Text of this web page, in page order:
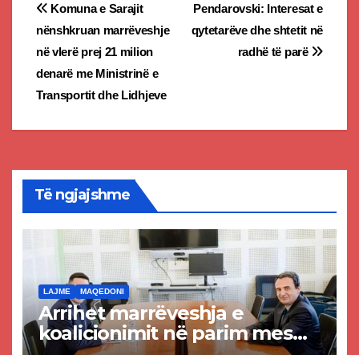
Post
navigation
Pendarovski: Interesat e
qytetarëve dhe shtetit në
radhë të parë
Komuna e Sarajit
nënshkruan marrëveshje
në vlerë prej 21 milion
denarë me Ministrinë e
Transportit dhe Lidhjeve
Të ngjajshme
LAJME MAQEDONI
Arrihet marrëveshja e
koalicionimit në parim mes